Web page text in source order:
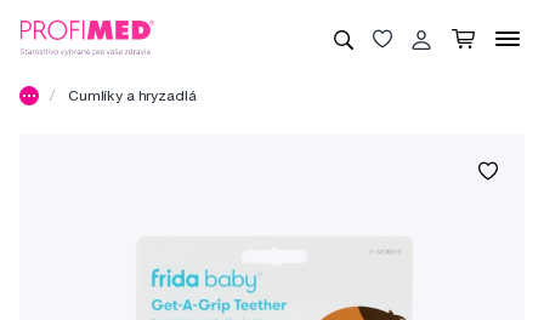
Cumlíky a hryzadlá